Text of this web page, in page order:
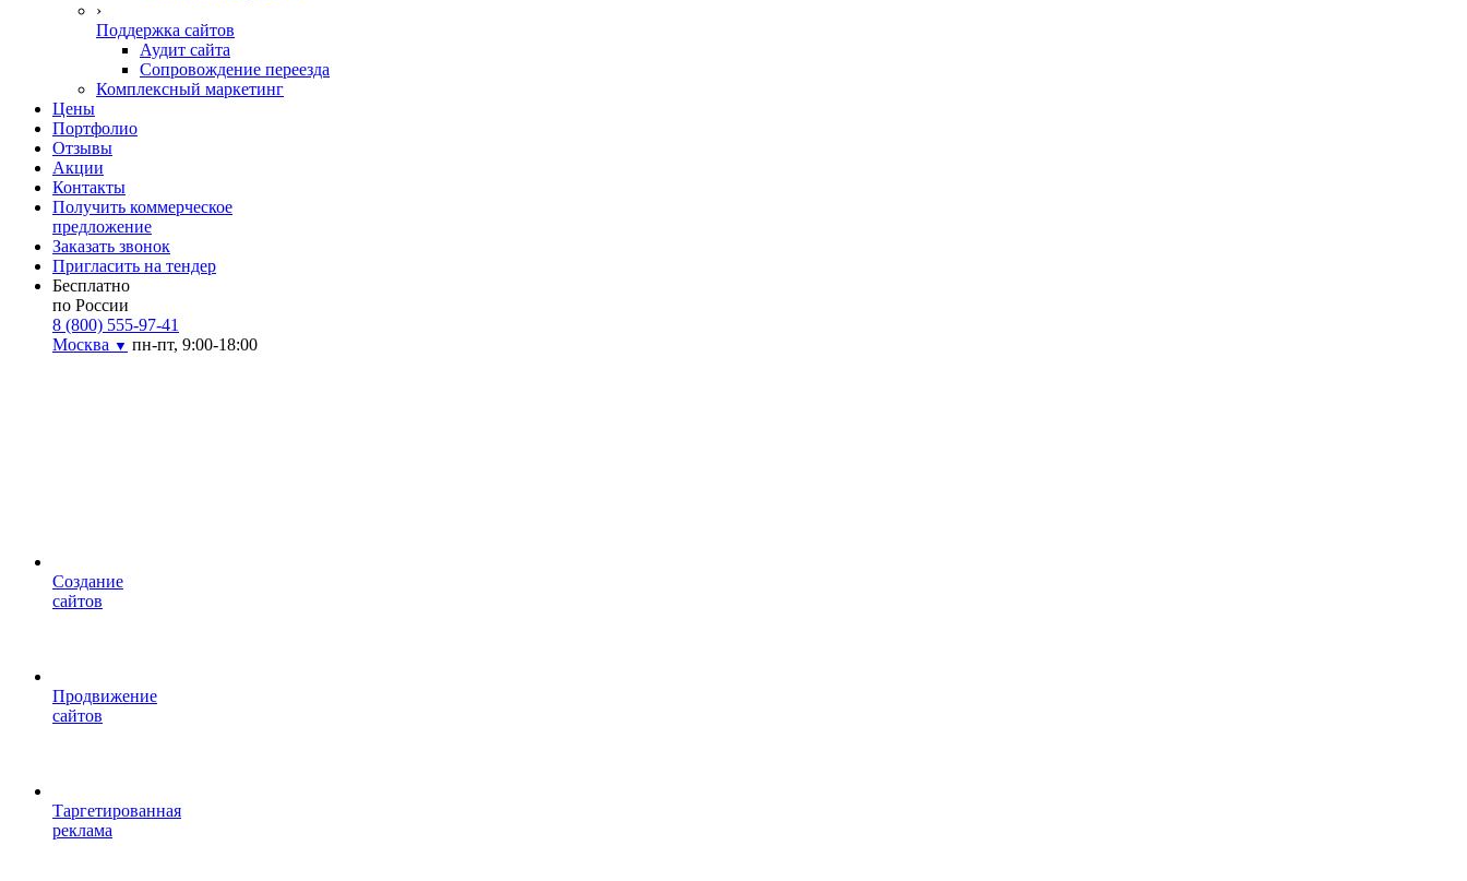
›
Поддержка сайтов
Аудит сайта
Сопровождение переезда
Комплексный маркетинг
Цены
Портфолио
Отзывы
Акции
Контакты
Получить коммерческое
предложение
Заказать звонок
Пригласить на тендер
Бесплатно
по России
8 (800) 555-97-41
Москва ▼ пн-пт, 9:00-18:00
Cоздание
сайтов
Продвижение
сайтов
Таргетированная
реклама